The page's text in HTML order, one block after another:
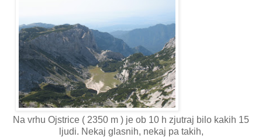
Na vrhu Ojstrice ( 2350 m ) je ob 10 h zjutraj bilo kakih 15
ljudi. Nekaj glasnih, nekaj pa takih,